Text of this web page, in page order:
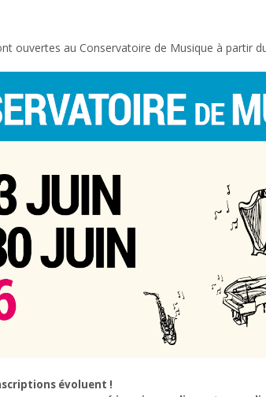
ouvertes au Conservatoire de Musique à partir
évoluent !